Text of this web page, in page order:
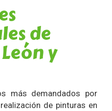
de
y
más demandados por
de pinturas en